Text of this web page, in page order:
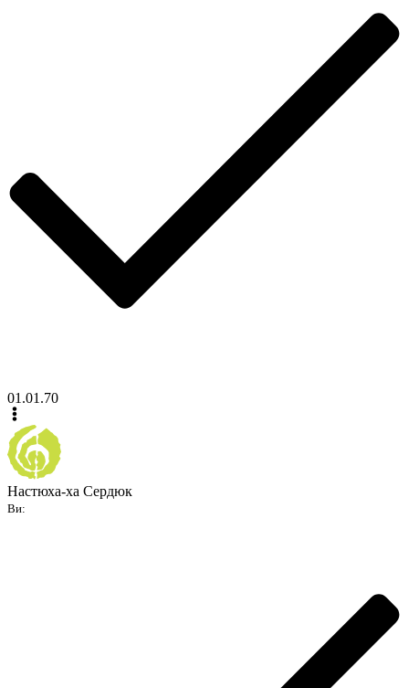
01.01.70
Настюха-ха Сердюк
Ви: